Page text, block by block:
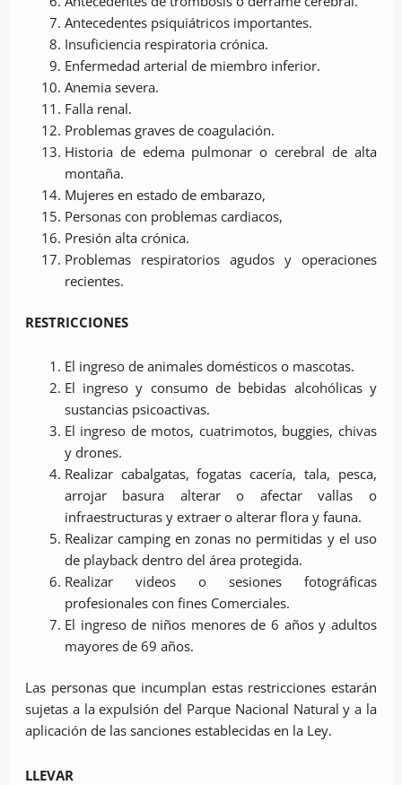
Antecedentes psiquiátricos importantes.
Insuficiencia respiratoria crónica.
Enfermedad arterial de miembro inferior.
Anemia severa.
Falla renal.
Problemas graves de coagulación.
Historia de edema pulmonar o cerebral de alta
montaña.
Mujeres en estado de embarazo,
Personas con problemas cardiacos,
Presión alta crónica.
Problemas respiratorios agudos y operaciones
recientes.
RESTRICCIONES
El ingreso de animales domésticos o mascotas.
El ingreso y consumo de bebidas alcohólicas y
sustancias psicoactivas.
El ingreso de motos, cuatrimotos, buggies, chivas
y drones.
Realizar cabalgatas, fogatas cacería, tala, pesca,
arrojar basura alterar o afectar vallas o
infraestructuras y extraer o alterar flora y fauna.
Realizar camping en zonas no permitidas y el uso
de playback dentro del área protegida.
Realizar videos o sesiones fotográficas
profesionales con fines Comerciales.
El ingreso de niños menores de 6 años y adultos
mayores de 69 años.
Las personas que incumplan estas restricciones estarán
sujetas a la expulsión del Parque Nacional Natural y a la
aplicación de las sanciones establecidas en la Ley.
LLEVAR